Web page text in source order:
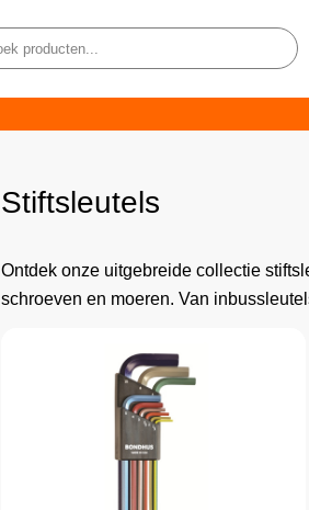
Stiftsleutels
Ontdek onze uitgebreide collectie
schroeven en moeren. Van